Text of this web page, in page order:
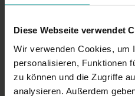
Diese Webseite verwendet
Wir verwenden Cookies, um
personalisieren, Funktionen
zu können und die Zugriffe
analysieren. Außerdem